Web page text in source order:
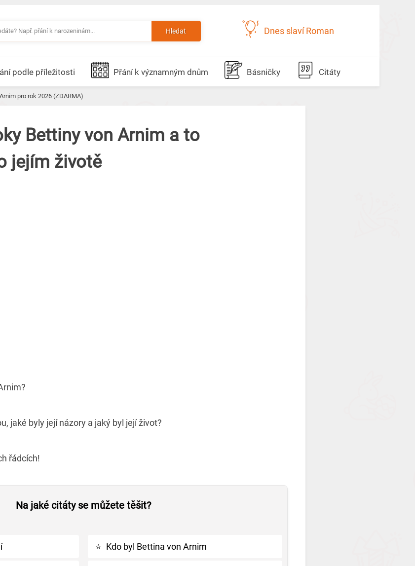
Hledat Dnes slaví Roman
podle příležitosti Přání k významným dnům Básničky Citáty
pro rok 2026 (ZDARMA)
Bettiny von Arnim a to
jejím životě
jaké byly její názory a jaký byl její život?
řádcích!
Na jaké citáty se můžete těšit?
⭐ Kdo byl Bettina von Arnim